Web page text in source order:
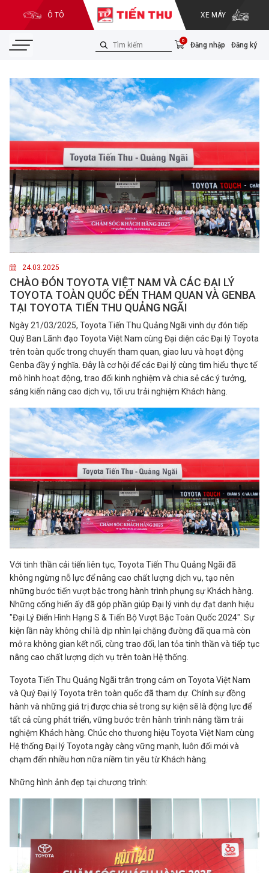
Ô TÔ XE MÁY
0
Đăng nhập Đăng ký
24.03.2025
CHÀO ĐÓN TOYOTA VIỆT NAM VÀ CÁC ĐẠI LÝ
TOYOTA TOÀN QUỐC ĐẾN THAM QUAN VÀ GENBA
TẠI TOYOTA TIẾN THU QUẢNG NGÃI
Ngày 21/03/2025, Toyota Tiến Thu Quảng Ngãi vinh dự đón tiếp
Quý Ban Lãnh đạo Toyota Việt Nam cùng Đại diện các Đại lý Toyota
trên toàn quốc trong chuyến tham quan, giao lưu và hoạt động
Genba đầy ý nghĩa. Đây là cơ hội để các Đại lý cùng tìm hiểu thực tế
mô hình hoạt động, trao đổi kinh nghiệm và chia sẻ các ý tưởng,
sáng kiến nâng cao dịch vụ, tối ưu trải nghiệm Khách hàng.
Với tinh thần cải tiến liên tục, Toyota Tiến Thu Quảng Ngãi đã
không ngừng nỗ lực để nâng cao chất lượng dịch vụ, tạo nên
những bước tiến vượt bậc trong hành trình phụng sự Khách hàng.
Những cống hiến ấy đã góp phần giúp Đại lý vinh dự đạt danh hiệu
"Đại Lý Điển Hình Hạng S & Tiến Bộ Vượt Bậc Toàn Quốc 2024". Sự
kiện lần này không chỉ là dịp nhìn lại chặng đường đã qua mà còn
mở ra không gian kết nối, cùng trao đổi, lan tỏa tinh thần và tiếp tục
nâng cao chất lượng dịch vụ trên toàn Hệ thống.
Toyota Tiến Thu Quảng Ngãi trân trọng cảm ơn Toyota Việt Nam
và Quý Đại lý Toyota trên toàn quốc đã tham dự. Chính sự đồng
hành và những giá trị được chia sẻ trong sự kiện sẽ là động lực để
tất cả cùng phát triển, vững bước trên hành trình nâng tầm trải
nghiệm Khách hàng. Chúc cho thương hiệu Toyota Việt Nam cùng
Hệ thống Đại lý Toyota ngày càng vững mạnh, luôn đổi mới và
chạm đến nhiều hơn nữa niềm tin yêu từ Khách hàng.
Những hình ảnh đẹp tại chương trình: